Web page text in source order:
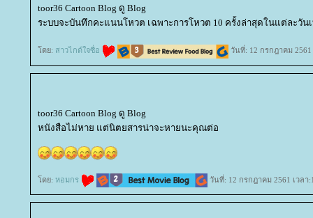
toor36 Cartoon Blog ดู Blog
ระบบจะบันทึกคะแนนโหวต เฉพาะการโหวต 10 ครั้งล่าสุดในแต่ละวัน
ดย: สาวไกด์ใจซื่อ วันที่: 12 กรกฎาคม 2561
toor36 Cartoon Blog ดู Blog
หนังสือไม่หาย แต่นิตยสารน่าจะหายนะคุณต่อ
ดย: หอมกร วันที่: 12 กรกฎาคม 2561 เวลา